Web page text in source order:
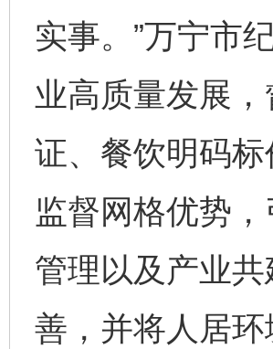
实事。”万宁市
业高质量发展
证、餐饮明码标
监督网格优势
管理以及产业
善，并将人居